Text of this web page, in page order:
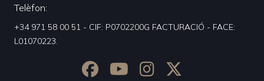
Telèfon
+34 971 58 00 51 - CIF: P0702200G FACTURACIÓ - FACE:
L01070223.